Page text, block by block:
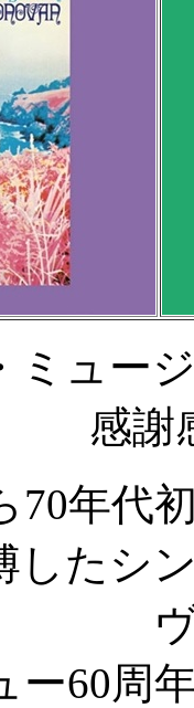
ミュー
感謝
70年代
したシ
ー60周